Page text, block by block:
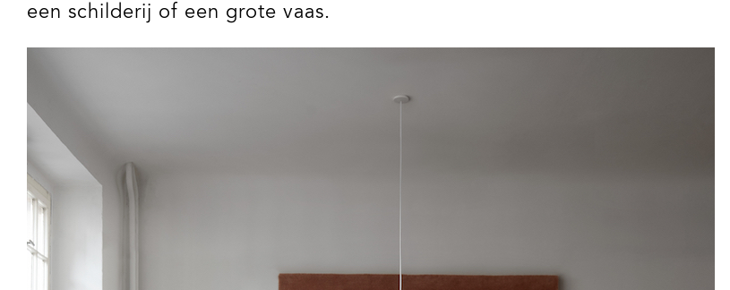
een schilderij of een grote vaas.